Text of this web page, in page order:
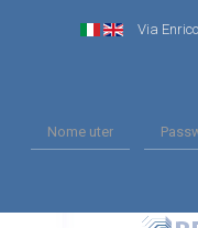
Via